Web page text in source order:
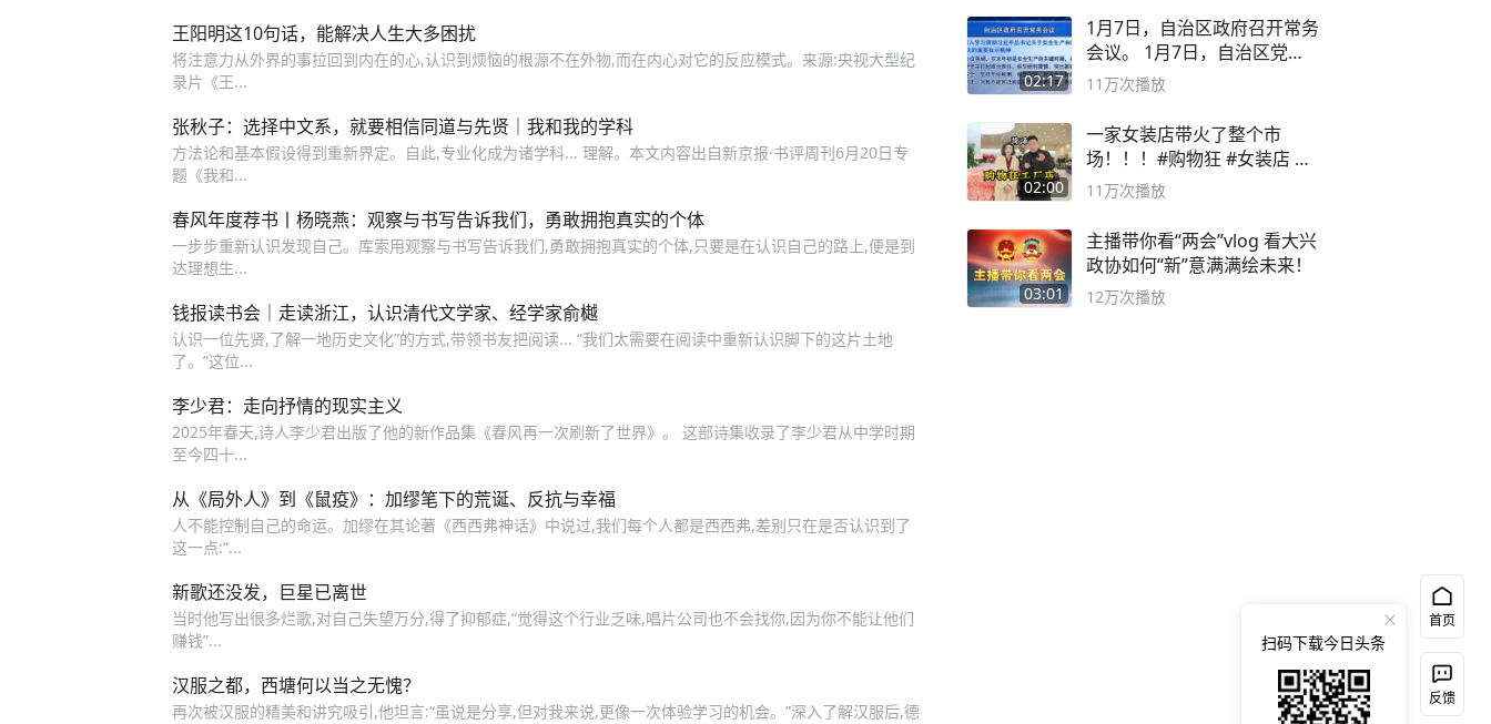
王阳明这10句话，能解决人生大多困扰
将注意力从外界的事拉回到内在的心,认识到烦恼的根源不在外物,而在内心对它的反应模式。来源:央视大型纪
录片《王...
张秋子：选择中文系，就要相信同道与先贤｜我和我的学科
方法论和基本假设得到重新界定。自此,专业化成为诸学科... 理解。本文内容出自新京报·书评周刊6月20日专
题《我和...
春风年度荐书丨杨晓燕：观察与书写告诉我们，勇敢拥抱真实的个体
一步步重新认识发现自己。库索用观察与书写告诉我们,勇敢拥抱真实的个体,只要是在认识自己的路上,便是到
达理想生...
钱报读书会｜走读浙江，认识清代文学家、经学家俞樾
认识一位先贤,了解一地历史文化”的方式,带领书友把阅读... “我们太需要在阅读中重新认识脚下的这片土地
了。”这位...
李少君：走向抒情的现实主义
2025年春天,诗人李少君出版了他的新作品集《春风再一次刷新了世界》。 这部诗集收录了李少君从中学时期
至今四十...
从《局外人》到《鼠疫》：加缪笔下的荒诞、反抗与幸福
人不能控制自己的命运。加缪在其论著《西西弗神话》中说过,我们每个人都是西西弗,差别只在是否认识到了
这一点:“...
新歌还没发，巨星已离世
当时他写出很多烂歌,对自己失望万分,得了抑郁症,“觉得这个行业乏味,唱片公司也不会找你,因为你不能让他们
赚钱”...
汉服之都，西塘何以当之无愧？
再次被汉服的精美和讲究吸引,他坦言:“虽说是分享,但对我来说,更像一次体验学习的机会。”深入了解汉服后,德
02:17
1月7日，自治区政府召开常务
会议。 1月7日，自治区党委
副书记
11万次播放
02:00
一家女装店带火了整个市
场！！！#购物狂 #女装店 #
高品质女装
11万次播放
03:01
主播带你看“两会”vlog 看大兴
政协如何“新”意满满绘未来！
12万次播放
首页
反馈
扫码下载今日头条